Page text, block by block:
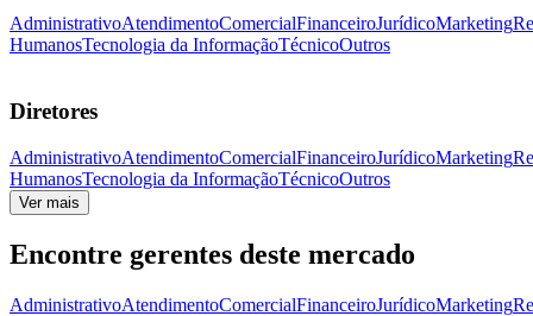
AdministrativoAtendimentoComercialFinanceiroJurídicoMarketing
HumanosTecnologia da InformaçãoTécnicoOutros
Diretores
AdministrativoAtendimentoComercialFinanceiroJurídicoMarketing
HumanosTecnologia da InformaçãoTécnicoOutros
Ver mais
Encontre gerentes deste mercado
AdministrativoAtendimentoComercialFinanceiroJurídicoMarketing